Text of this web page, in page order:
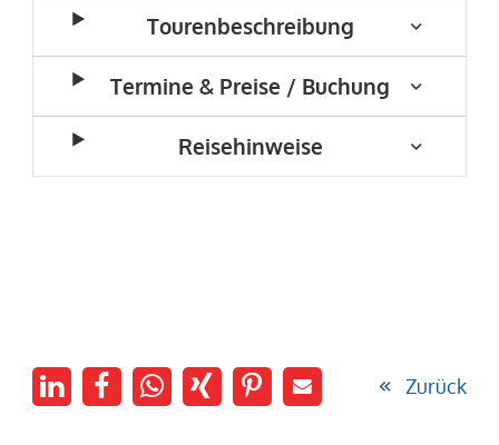
Tourenbeschreibung
Termine & Preise / Buchung
Reisehinweise
Zurück